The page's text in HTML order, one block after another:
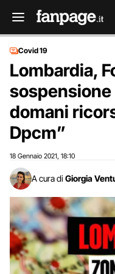
Covid 19
Lombardia,
sospensione
domani
Dpcm”
18 Gennaio 2021 18:10
A cura di Giorgia